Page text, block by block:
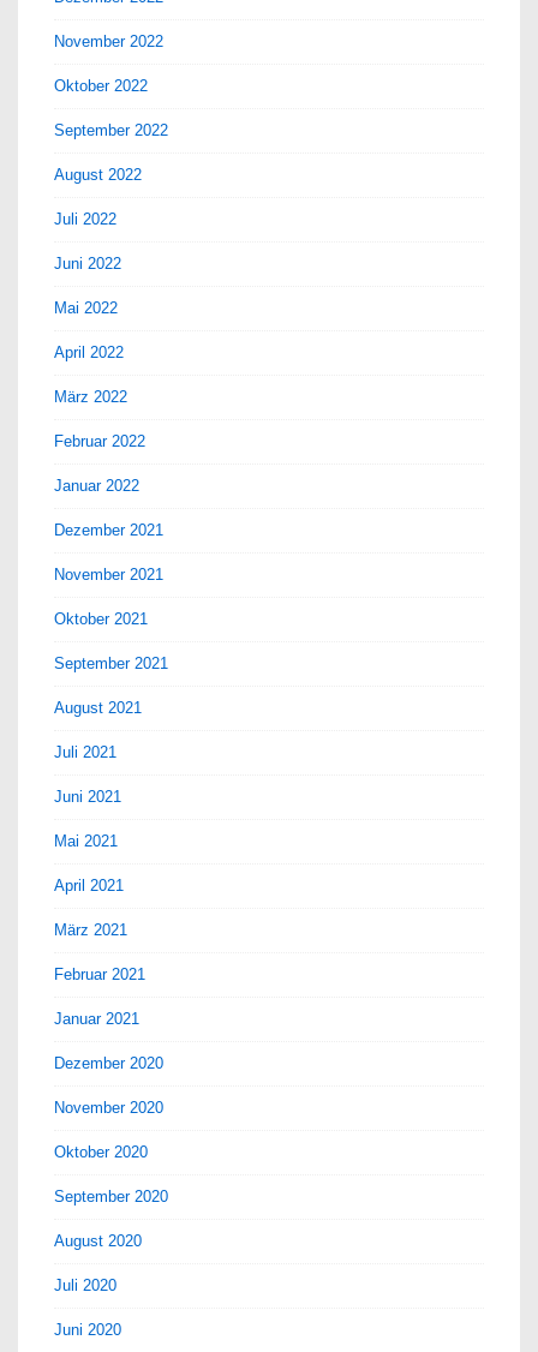
November 2022
Oktober 2022
September 2022
August 2022
Juli 2022
Juni 2022
Mai 2022
April 2022
März 2022
Februar 2022
Januar 2022
Dezember 2021
November 2021
Oktober 2021
September 2021
August 2021
Juli 2021
Juni 2021
Mai 2021
April 2021
März 2021
Februar 2021
Januar 2021
Dezember 2020
November 2020
Oktober 2020
September 2020
August 2020
Juli 2020
Juni 2020